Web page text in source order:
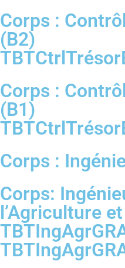
Corps :
(B2)
Corps :
(B1)
Corps :
Corps:
l’Agriculture